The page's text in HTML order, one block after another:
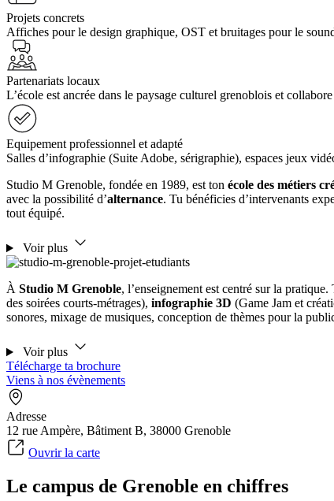
Projets concrets
Affiches pour le design graphique, OST et bruitages pour le
Partenariats locaux
L’école est ancrée dans le paysage culturel grenoblois et
Equipement professionnel et adapté
Salles d’infographie (Suite Adobe, sérigraphie), espaces jeux
Studio M Grenoble, fondée en 1989, est ton école des métiers
avec la possibilité d’alternance. Tu bénéficies d’intervenants
tout équipé.
Voir plus
À Studio M Grenoble, l’enseignement est centré sur la
des soirées courts-métrages), infographie 3D (Game Jam et
sonores, mixage de musiques, conception de thèmes pour la
Voir plus
Télécharge ta brochure
Viens à nos évènements
Adresse
12 rue Ampère, Bâtiment B, 38000 Grenoble
Ouvrir la carte
Le campus de Grenoble en chiffres